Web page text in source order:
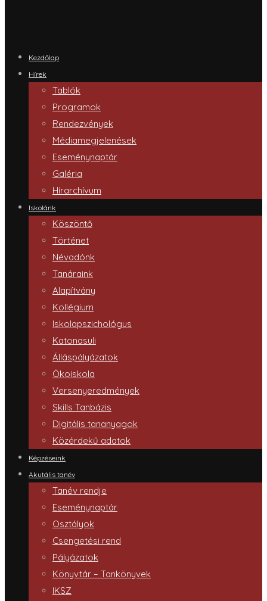
Kezdőlap
Hírek
Tablók
Programok
Rendezvények
Médiamegjelenések
Eseménynaptár
Galéria
Hírarchívum
Iskolánk
Köszöntő
Történet
Névadónk
Tanáraink
Alapítvány
Kollégium
Iskolapszichológus
Katonasuli
Álláspályázatok
Ökoiskola
Versenyeredmények
Skills Tanbázis
Digitális tananyagok
Közérdekű adatok
Képzéseink
Akutális tanév
Tanév rendje
Eseménynaptár
Osztályok
Csengetési rend
Pályázatok
Könyvtár – Tankönyvek
IKSZ